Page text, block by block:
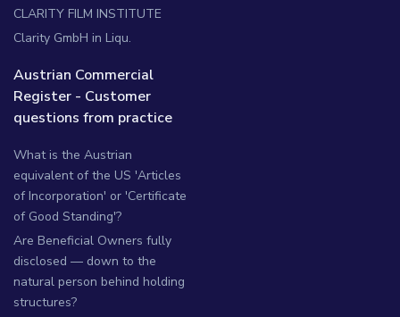
CLARITY FILM INSTITUTE
Clarity GmbH in Liqu.
Austrian Commercial
Register - Customer
questions from practice
What is the Austrian
equivalent of the US 'Articles
of Incorporation' or 'Certificate
of Good Standing'?
Are Beneficial Owners fully
disclosed — down to the
natural person behind holding
structures?